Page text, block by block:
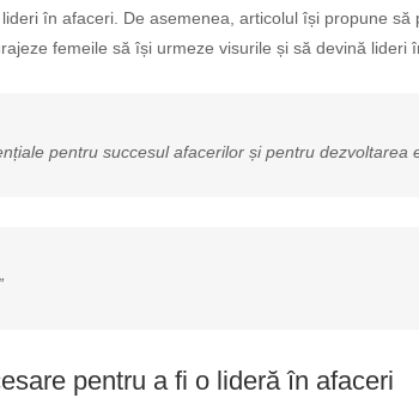
în afaceri. De asemenea, articolul își propune să
femeile să își urmeze visurile și să devină lideri
pentru succesul afacerilor și pentru dezvoltarea
pentru a fi o lideră în afaceri